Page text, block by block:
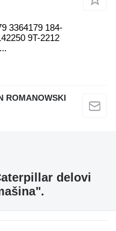
3364179 184-
9T-2212
ROMANOWSKI
delovi